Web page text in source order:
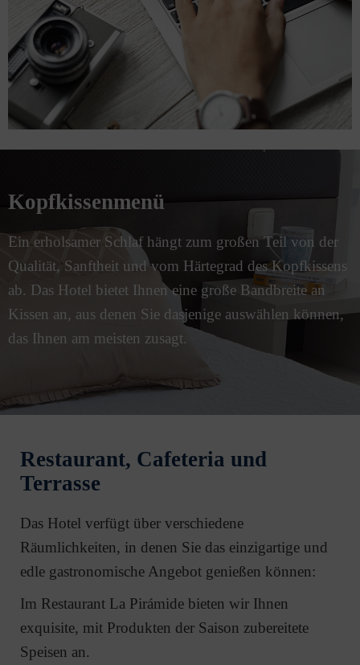
Kopfkissenmenü
Ein erholsamer Schlaf hängt zum großen Teil von der
Qualität, Sanftheit und vom Härtegrad des Kopfkissens
ab. Das Hotel bietet Ihnen eine große Bandbreite an
Kissen an, aus denen Sie dasjenige auswählen können,
das Ihnen am meisten zusagt.
Restaurant, Cafeteria und
Terrasse
Das Hotel verfügt über verschiedene
Räumlichkeiten, in denen Sie das einzigartige und
edle gastronomische Angebot genießen können:
Im Restaurant La Pirámide bieten wir Ihnen
exquisite, mit Produkten der Saison zubereitete
Speisen an.